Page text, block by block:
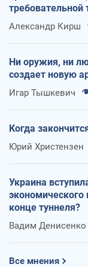
требовательной
Александр Кирш
Ни оружия, ни
создает новую
Игар Тышкевич
Когда
Юрий Христензен
Украина
экономического
конце туннеля?
Вадим Денисенко
Все мнения